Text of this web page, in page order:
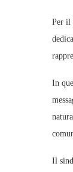
Per il
In
Il